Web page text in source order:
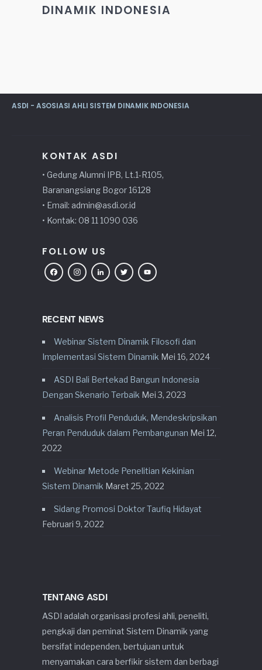
DINAMIK INDONESIA
ASDI - ASOSIASI AHLI SISTEM DINAMIK INDONESIA
KONTAK ASDI
• Gedung Alumni IPB, Lt.1-R105,
Baranangsiang Bogor 16128
• Email: admin@asdi.or.id
• Kontak: 08 11 1090 036
FOLLOW US
Facebook
Instagram
LinkedIn
Twitter
RECENT NEWS
Webinar Sistem Dinamik Filosofi dan
Implementasi Sistem Dinamik Mei 16, 2024
ASDI Bali Bertekad Bangun Indonesia
Dengan Skenario Terbaik Mei 3, 2023
Analisis Profil Penduduk, Mendeskripsikan
Peran Penduduk dalam Pembangunan Mei 12,
2022
Webinar Metode Penelitian Kekinian
Sistem Dinamik Maret 25, 2022
Sidang Promosi Doktor Taufiq Hidayat
Februari 9, 2022
TENTANG ASDI
ASDI adalah organisasi profesi ahli, peneliti,
pengkaji dan peminat Sistem Dinamik yang
bersifat independen, bertujuan untuk
menyamakan cara berfikir sistem dan berbagi